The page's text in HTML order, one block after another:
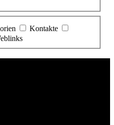
Kontakte